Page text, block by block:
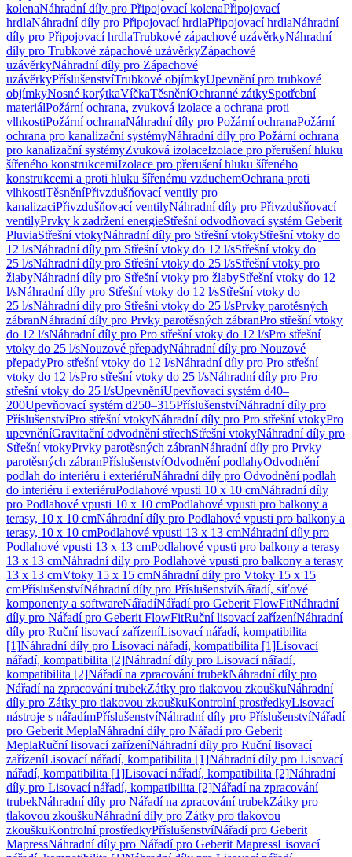
kolenaNáhradní díly pro Připojovací kolenaPřipojovací
hrdlaNáhradní díly pro Připojovací hrdlaPřipojovací hrdlaNáhradní
díly pro Připojovací hrdlaTrubkové zápachové uzávěrkyNáhradní
díly pro Trubkové zápachové uzávěrkyZápachové
uzávěrkyNáhradní díly pro Zápachové
uzávěrkyPříslušenstvíTrubkové objímkyUpevnění pro trubkové
objímkyNosné korýtkaVíčkaTěsněníOchranné zátkySpotřební
materiálPožární ochrana, zvuková izolace a ochrana proti
vlhkostiPožární ochranaNáhradní díly pro Požární ochranaPožární
ochrana pro kanalizační systémyNáhradní díly pro Požární ochrana
pro kanalizační systémyZvuková izolaceIzolace pro přerušení hluku
šířeného konstrukcemiIzolace pro přerušení hluku šířeného
konstrukcemi a proti hluku šířenému vzduchemOchrana proti
vlhkostiTěsněníPřivzdušňovací ventily pro
kanalizaciPřivzdušňovací ventilyNáhradní díly pro Přivzdušňovací
ventilyPrvky k zadržení energieStřešní odvodňovací systém Geberit
PluviaStřešní vtokyNáhradní díly pro Střešní vtokyStřešní vtoky do
12 l/sNáhradní díly pro Střešní vtoky do 12 l/sStřešní vtoky do
25 l/sNáhradní díly pro Střešní vtoky do 25 l/sStřešní vtoky pro
žlabyNáhradní díly pro Střešní vtoky pro žlabyStřešní vtoky do 12
l/sNáhradní díly pro Střešní vtoky do 12 l/sStřešní vtoky do
25 l/sNáhradní díly pro Střešní vtoky do 25 l/sPrvky parotěsných
zábranNáhradní díly pro Prvky parotěsných zábranPro střešní vtoky
do 12 l/sNáhradní díly pro Pro střešní vtoky do 12 l/sPro střešní
vtoky do 25 l/sNouzové přepadyNáhradní díly pro Nouzové
přepadyPro střešní vtoky do 12 l/sNáhradní díly pro Pro střešní
vtoky do 12 l/sPro střešní vtoky do 25 l/sNáhradní díly pro Pro
střešní vtoky do 25 l/sUpevněníUpevňovací systém d40–
200Upevňovací systém d250–315PříslušenstvíNáhradní díly pro
PříslušenstvíPro střešní vtokyNáhradní díly pro Pro střešní vtokyPro
upevněníGravitační odvodnění střechStřešní vtokyNáhradní díly pro
Střešní vtokyPrvky parotěsných zábranNáhradní díly pro Prvky
parotěsných zábranPříslušenstvíOdvodnění podlahyOdvodnění
podlah do interiéru i exteriéruNáhradní díly pro Odvodnění podlah
do interiéru i exteriéruPodlahové vpusti 10 x 10 cmNáhradní díly
pro Podlahové vpusti 10 x 10 cmPodlahové vpusti pro balkony a
terasy, 10 x 10 cmNáhradní díly pro Podlahové vpusti pro balkony a
terasy, 10 x 10 cmPodlahové vpusti 13 x 13 cmNáhradní díly pro
Podlahové vpusti 13 x 13 cmPodlahové vpusti pro balkony a terasy
13 x 13 cmNáhradní díly pro Podlahové vpusti pro balkony a terasy
13 x 13 cmVtoky 15 x 15 cmNáhradní díly pro Vtoky 15 x 15
cmPříslušenstvíNáhradní díly pro PříslušenstvíNářadí, síťové
komponenty a softwareNářadíNářadí pro Geberit FlowFitNáhradní
díly pro Nářadí pro Geberit FlowFitRuční lisovací zařízeníNáhradní
díly pro Ruční lisovací zařízeníLisovací nářadí, kompatibilita
[1]Náhradní díly pro Lisovací nářadí, kompatibilita [1]Lisovací
nářadí, kompatibilita [2]Náhradní díly pro Lisovací nářadí,
kompatibilita [2]Nářadí na zpracování trubekNáhradní díly pro
Nářadí na zpracování trubekZátky pro tlakovou zkouškuNáhradní
díly pro Zátky pro tlakovou zkouškuKontrolní prostředkyLisovací
nástroje s nářadímPříslušenstvíNáhradní díly pro PříslušenstvíNářadí
pro Geberit MeplaNáhradní díly pro Nářadí pro Geberit
MeplaRuční lisovací zařízeníNáhradní díly pro Ruční lisovací
zařízeníLisovací nářadí, kompatibilita [1]Náhradní díly pro Lisovací
nářadí, kompatibilita [1]Lisovací nářadí, kompatibilita [2]Náhradní
díly pro Lisovací nářadí, kompatibilita [2]Nářadí na zpracování
trubekNáhradní díly pro Nářadí na zpracování trubekZátky pro
tlakovou zkouškuNáhradní díly pro Zátky pro tlakovou
zkouškuKontrolní prostředkyPříslušenstvíNářadí pro Geberit
MapressNáhradní díly pro Nářadí pro Geberit MapressLisovací